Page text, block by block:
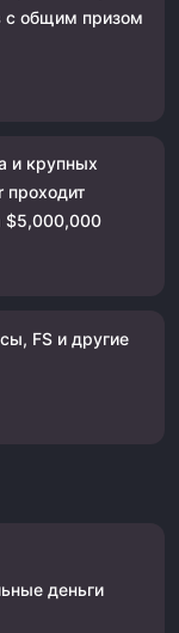
с общим призом
и крупных
проходит
$5,000,000
FS и другие
деньги